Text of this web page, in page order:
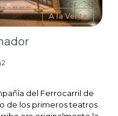
A la Venta
del Ferrocarril de
de los primeros teatros